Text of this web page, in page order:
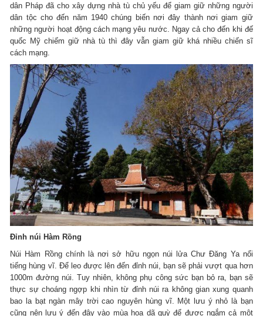
dân Pháp đã cho xây dựng nhà tù chủ yếu để giam giữ những người
dân tộc cho đến năm 1940 chúng biến nơi đây thành nơi giam giữ
những người hoạt động cách mạng yêu nước. Ngay cả cho đến khi đế
quốc Mỹ chiếm giữ nhà tù thì đây vẫn giam giữ khá nhiều chiến sĩ
cách mạng.
Đỉnh núi Hàm Rồng
Núi Hàm Rồng chính là nơi sở hữu ngọn núi lửa Chư Đăng Ya nổi
tiếng hùng vĩ. Để leo được lên đến đỉnh núi, bạn sẽ phải vượt qua hơn
1000m đường núi. Tuy nhiên, không phụ công sức bạn bỏ ra, bạn sẽ
thực sự choáng ngợp khi nhìn từ đỉnh núi ra không gian xung quanh
bao la bạt ngàn mây trời cao nguyên hùng vĩ. Một lưu ý nhỏ là bạn
cũng nên lưu ý đến đây vào mùa hoa dã quỳ để được ngắm cả một